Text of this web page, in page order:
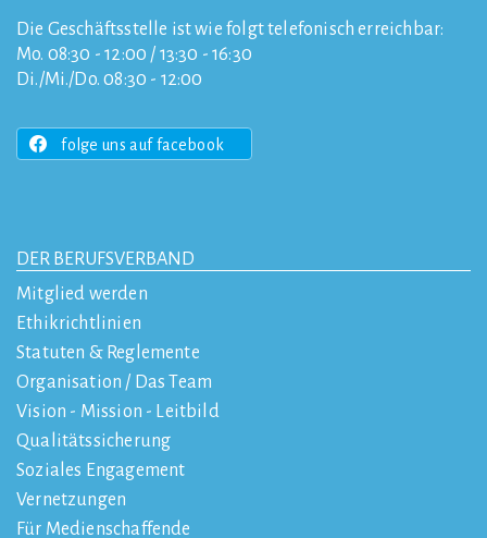
Die Geschäftsstelle ist wie folgt telefonisch erreichbar:
Mo. 08:30 - 12:00 / 13:30 - 16:30
Di./Mi./Do. 08:30 - 12:00
folge uns auf facebook
DER BERUFSVERBAND
Mitglied werden
Ethikrichtlinien
Statuten & Reglemente
Organisation / Das Team
Vision - Mission - Leitbild
Qualitätssicherung
Soziales Engagement
Vernetzungen
Für Medienschaffende